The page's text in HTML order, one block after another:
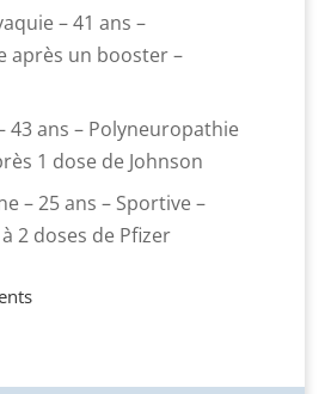
– 41 ans –
après un booster –
43 ans – Polyneuropathie
1 dose de Johnson
– 25 ans – Sportive –
2 doses de Pfizer